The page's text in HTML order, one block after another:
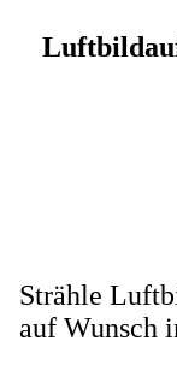
Strähle
auf Wunsch